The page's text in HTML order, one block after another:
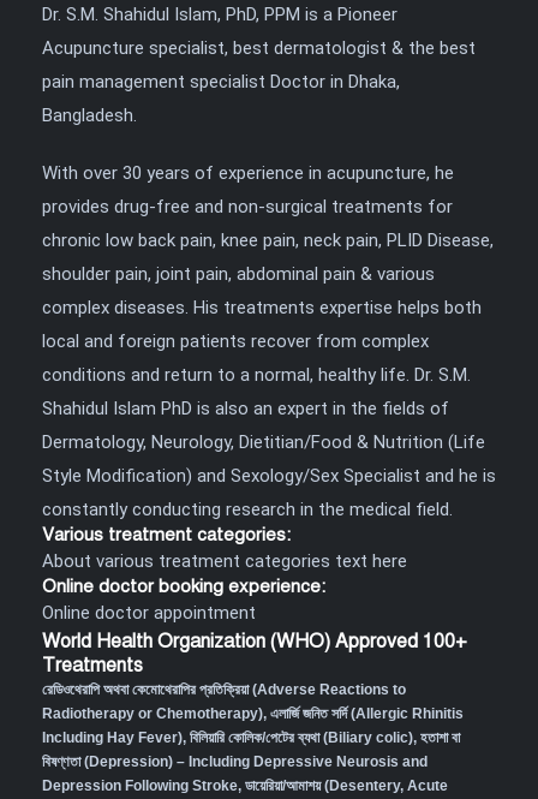
Dr. S.M. Shahidul Islam, PhD, PPM is a Pioneer
Acupuncture specialist, best dermatologist & the best
pain management specialist Doctor in Dhaka,
Bangladesh.
With over 30 years of experience in acupuncture, he
provides drug-free and non-surgical treatments for
chronic low back pain, knee pain, neck pain, PLID Disease,
shoulder pain, joint pain, abdominal pain & various
complex diseases. His treatments expertise helps both
local and foreign patients recover from complex
conditions and return to a normal, healthy life. Dr. S.M.
Shahidul Islam PhD is also an expert in the fields of
Dermatology, Neurology, Dietitian/Food & Nutrition (Life
Style Modification) and Sexology/Sex Specialist and he is
constantly conducting research in the medical field.
Various treatment categories:
About various treatment categories text here
Online doctor booking experience:
Online doctor appointment
World Health Organization (WHO) Approved 100+
Treatments
রেডিওথেরাপি অথবা কেমোথেরাপির প্রতিক্রিয়া (Adverse Reactions to
Radiotherapy or Chemotherapy), এলার্জি জনিত সর্দি (Allergic Rhinitis
Including Hay Fever), বিলিয়ারি কোলিক/পেটের ব্যথা (Biliary colic), হতাশা বা
বিষণ্ণতা (Depression) – Including Depressive Neurosis and
Depression Following Stroke, ডায়েরিয়া/আমাশয় (Desentery, Acute